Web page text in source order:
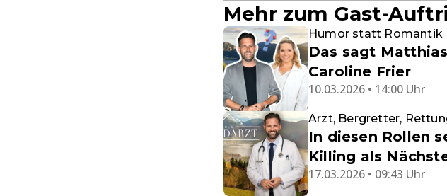
Mehr zum Gast-
Humor statt Romantik
Das sagt
Caroline Frier
10.03.2026 • 14:00 Uhr
Arzt, Bergretter,
In diesen Rollen
Killing als
17.03.2026 • 09:43 Uhr